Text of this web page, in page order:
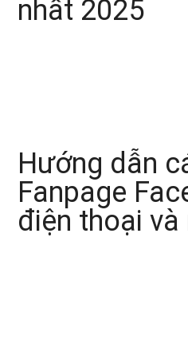
nhất 2025
Hướng dẫn
Fanpage
điện thoại và